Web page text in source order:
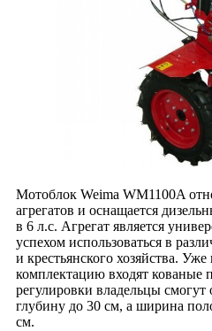
Мотоблок Weima WM1100A
агрегатов и оснащается
в 6 л.с. Агрегат является
успехом использоваться в
и крестьянского хозяйства.
комплектацию входят кованые
регулировки владельцы смогут
глубину до 30 см, а ширина
см.